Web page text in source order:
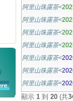
阿里山珠露茶<
阿里山珠露茶<
阿里山珠露茶<
阿里山珠露茶<
阿里山珠露茶<
阿里山珠露茶<
阿里山珠露茶<
顯示 1到 20(共